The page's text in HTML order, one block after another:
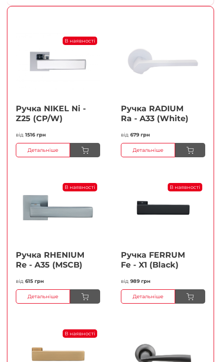
В наявності
Ручка NIKEL Ni -
Z25 (CP/W)
від 1516 грн
Детальніше
Ручка RADIUM
Ra - A33 (White)
від 679 грн
Детальніше
В наявності
Ручка RHENIUM
Re - A35 (MSCB)
від 615 грн
Детальніше
В наявності
Ручка FERRUМ
Fe - X1 (Black)
від 989 грн
Детальніше
В наявності